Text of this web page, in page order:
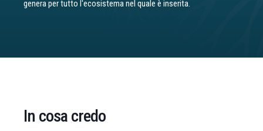
genera per tutto l'ecosistema nel quale è inserita.
In cosa credo